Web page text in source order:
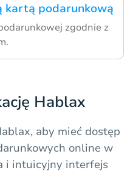
kartą podarunkową
zgodnie z
Hablax
aby mieć dostęp
online w
i intuicyjny interfejs